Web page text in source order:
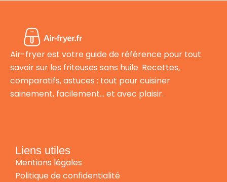
Air-fryer est votre guide de référence pour tout
savoir sur les friteuses sans huile. Recettes,
comparatifs, astuces : tout pour cuisiner
sainement, facilement… et avec plaisir.
Liens utiles
Mentions légales
Politique de confidentialité